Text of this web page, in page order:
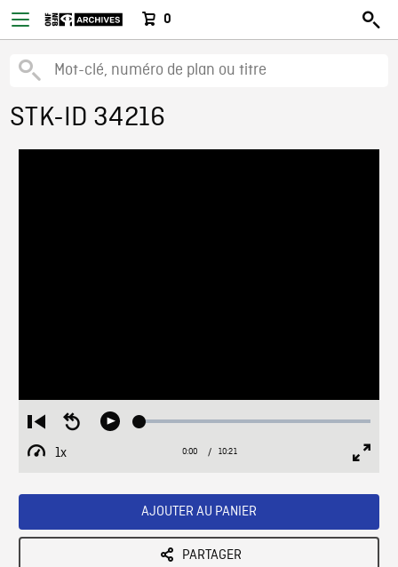
0
STK-ID 34216
Restart
from
beginning
Seek
Play Loaded:
1x
Playback
Current
0:00 / Duration
10:21
AJOUTER AU PANIER
PARTAGER